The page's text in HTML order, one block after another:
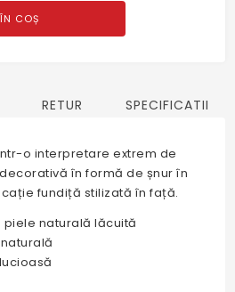
COȘ
RETUR SPECIFICATII
o interpretare extrem de
în formă de șnur în
fundiță stilizată în față.
piele naturală lăcuită